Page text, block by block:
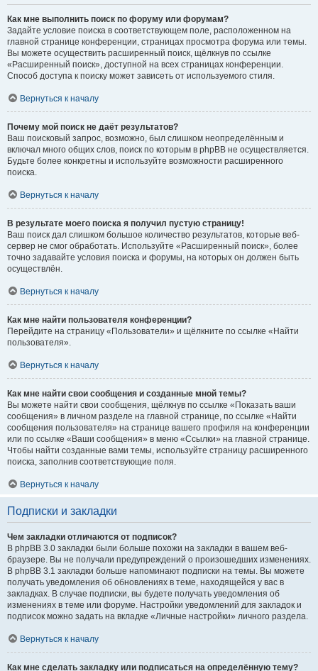
Как мне выполнить поиск по форуму или форумам?
Задайте условие поиска в соответствующем поле, расположенном на
главной странице конференции, страницах просмотра форума или темы.
Вы можете осуществить расширенный поиск, щёлкнув по ссылке
«Расширенный поиск», доступной на всех страницах конференции.
Способ доступа к поиску может зависеть от используемого стиля.
Вернуться к началу
Почему мой поиск не даёт результатов?
Ваш поисковый запрос, возможно, был слишком неопределённым и
включал много общих слов, поиск по которым в phpBB не осуществляется.
Будьте более конкретны и используйте возможности расширенного
поиска.
Вернуться к началу
В результате моего поиска я получил пустую страницу!
Ваш поиск дал слишком большое количество результатов, которые веб-
сервер не смог обработать. Используйте «Расширенный поиск», более
точно задавайте условия поиска и форумы, на которых он должен быть
осуществлён.
Вернуться к началу
Как мне найти пользователя конференции?
Перейдите на страницу «Пользователи» и щёлкните по ссылке «Найти
пользователя».
Вернуться к началу
Как мне найти свои сообщения и созданные мной темы?
Вы можете найти свои сообщения, щёлкнув по ссылке «Показать ваши
сообщения» в личном разделе на главной странице, по ссылке «Найти
сообщения пользователя» на странице вашего профиля на конференции
или по ссылке «Ваши сообщения» в меню «Ссылки» на главной странице.
Чтобы найти созданные вами темы, используйте страницу расширенного
поиска, заполнив соответствующие поля.
Вернуться к началу
Подписки и закладки
Чем закладки отличаются от подписок?
В phpBB 3.0 закладки были больше похожи на закладки в вашем веб-
браузере. Вы не получали предупреждений о произошедших изменениях.
В phpBB 3.1 закладки больше напоминают подписки на темы. Вы можете
получать уведомления об обновлениях в теме, находящейся у вас в
закладках. В случае подписки, вы будете получать уведомления об
изменениях в теме или форуме. Настройки уведомлений для закладок и
подписок можно задать на вкладке «Личные настройки» личного раздела.
Вернуться к началу
Как мне сделать закладку или подписаться на определённую тему?